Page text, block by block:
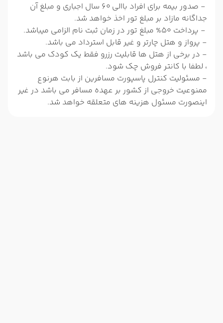
- صدور بیمه برای افراد باالی 60 سال اجباری و مبلغ آن
جداگانه مازاد بر مبلغ تور اخذ خواهد شد.
- پرداخت 50% مبلغ تور در زمان ثبت نام الزامی میباشد.
- پرواز و هتل چارتر و غیر قابل استرداد می باشد.
- در برخی از هتل ها قابلیت رزرو فقط یک کودک می باشد
، لطفا با کانتر فروش چک شود.
- مسئولیت کنترل پاسپورت مسافرین از بابت هرنوع
ممنوعیت خروجی از کشور بر عهده مسافر می باشد در غیر
اینصورت مسئول هزینه های متعلقه خواهد شد.